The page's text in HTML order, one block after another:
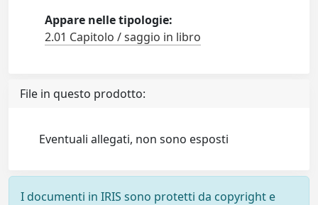
Appare nelle tipologie:
2.01 Capitolo / saggio in libro
File in questo prodotto:
Eventuali allegati, non sono esposti
I documenti in IRIS sono protetti da copyright e